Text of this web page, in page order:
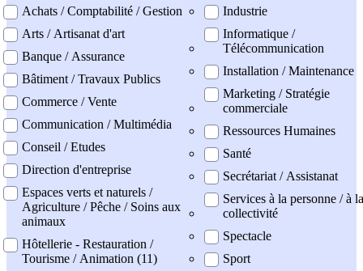
professionel
Achats / Comptabilité / Gestion
Arts / Artisanat d'art
Banque / Assurance
Bâtiment / Travaux Publics
Commerce / Vente
Communication / Multimédia
Conseil / Etudes
Direction d'entreprise
Espaces verts et naturels /
Agriculture / Pêche / Soins aux
animaux
Hôtellerie - Restauration /
Tourisme / Animation (11)
Industrie
Informatique /
Télécommunication
Installation / Maintenance
Marketing / Stratégie
commerciale
Ressources Humaines
Santé
Secrétariat / Assistanat
Services à la personne / à la
collectivité
Spectacle
Sport